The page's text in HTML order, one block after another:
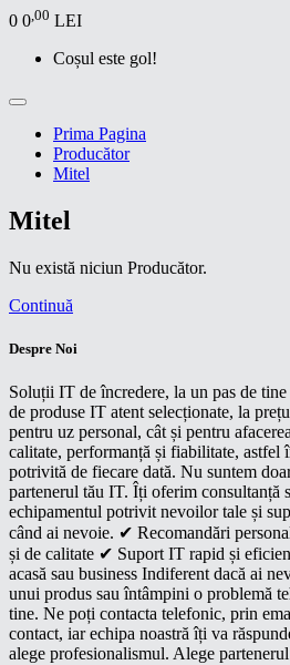
0 0,00 LEI
Coșul este gol!
Prima Pagina
Producător
Mitel
Mitel
Nu există niciun Producător.
Continuă
Despre Noi
Soluții IT de încredere, la un pas de
de produse IT atent selecționate, la
pentru uz personal, cât și pentru
calitate, performanță și fiabilitate, astfel
potrivită de fiecare dată. Nu suntem
partenerul tău IT. Îți oferim consultanță
echipamentul potrivit nevoilor tale și
când ai nevoie. ✔ Recomandări
și de calitate ✔ Suport IT rapid și
acasă sau business Indiferent dacă ai
unui produs sau întâmpini o problemă
tine. Ne poți contacta telefonic, prin
contact, iar echipa noastră îți va
alege profesionalismul. Alege